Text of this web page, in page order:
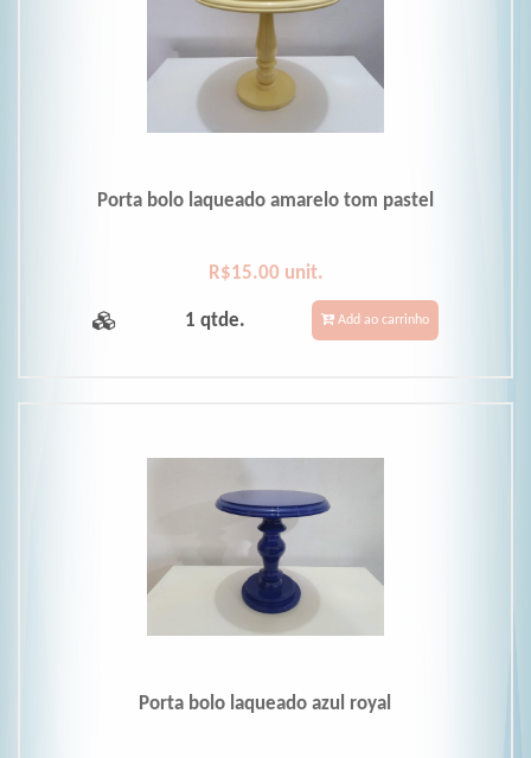
Porta bolo laqueado amarelo tom pastel
R$15.00 unit.
1 qtde. Add ao carrinho
Porta bolo laqueado azul royal